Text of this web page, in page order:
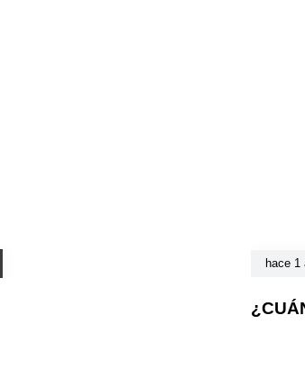
hace 1